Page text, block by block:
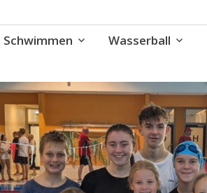
Schwimmen Wasserball